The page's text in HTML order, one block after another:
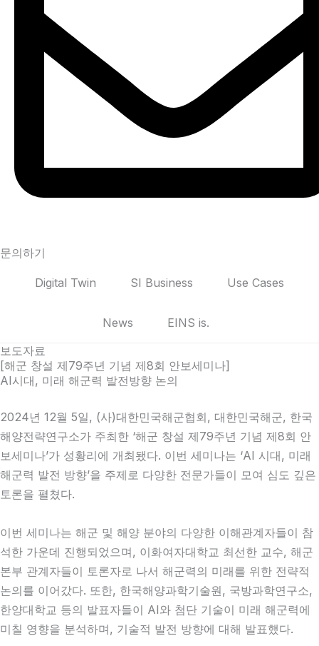
문의하기
Digital Twin SI Business Use Cases
News
EINS is.
보도자료
[해군 창설 제79주년 기념 제8회 안보세미나]
AI시대, 미래 해군력 발전방향 논의​
2024년 12월 5일, (사)대한민국해군협회, 대한민국해군, 한국
해양전략연구소가 주최한 ‘해군 창설 제79주년 기념 제8회 안
보세미나’가 성황리에 개최됐다. 이번 세미나는 ‘AI 시대, 미래
해군력 발전 방향’을 주제로 다양한 전문가들이 모여 심도 깊은
토론을 펼쳤다.
이번 세미나는 해군 및 해양 분야의 다양한 이해관계자들이 참
석한 가운데 진행되었으며, 이화여자대학교 최선한 교수, 해군
본부 관계자들이 토론자로 나서 해군력의 미래를 위한 전략적
논의를 이어갔다. 또한, 한국해양과학기술원, 국방과학연구소,
한양대학교 등의 발표자들이 AI와 첨단 기술이 미래 해군력에
미칠 영향을 분석하며, 기술적 발전 방향에 대해 발표했다.